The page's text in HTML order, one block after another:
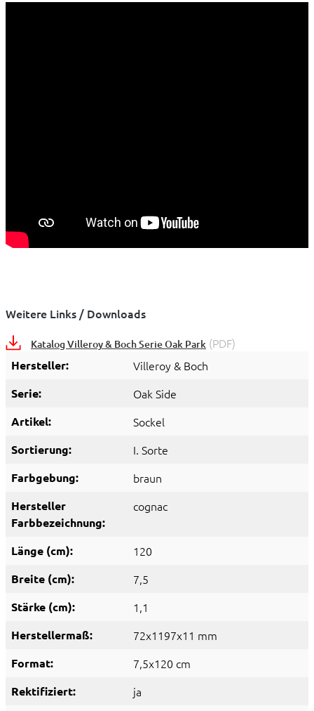
Weitere Links / Downloads
Katalog Villeroy & Boch Serie Oak Park (PDF)
Hersteller: Villeroy & Boch
Serie: Oak Side
Artikel: Sockel
Sortierung: I. Sorte
Farbgebung: braun
Hersteller
Farbbezeichnung:
cognac
Länge (cm): 120
Breite (cm): 7,5
Stärke (cm): 1,1
Herstellermaß: 72x1197x11 mm
Format: 7,5x120 cm
Rektifiziert: ja